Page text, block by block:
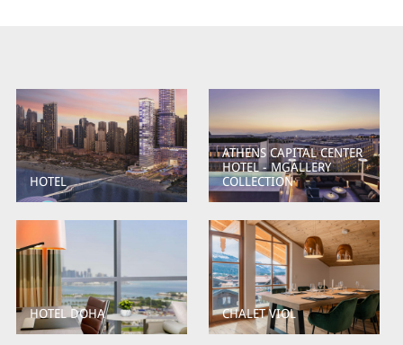
HOTEL
ATHENS CAPITAL CENTER
HOTEL - MGALLERY
COLLECTION
HOTEL DOHA CHALET VIOL